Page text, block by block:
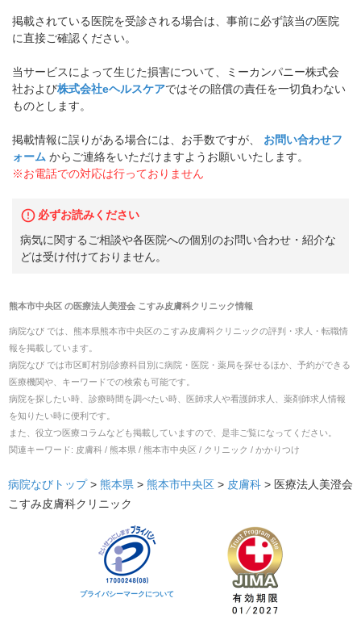
掲載されている医院を受診される場合は、事前に必ず該当の医院
に直接ご確認ください。
当サービスによって生じた損害について、ミーカンパニー株式会
社および株式会社eヘルスケアではその賠償の責任を一切負わない
ものとします。
掲載情報に誤りがある場合には、お手数ですが、
お問い合わせフ
ォーム からご連絡をいただけますようお願いいたします。
※お電話での対応は行っておりません
必ずお読みください
病気に関するご相談や各医院への個別のお問い合わせ・紹介な
どは受け付けておりません。
熊本市中央区の医療法人美澄会 こすみ皮膚科クリニック情報
病院なび では、 熊本県熊本市中央区のこすみ皮膚科クリニックの評判・求人・転職情
報を掲載しています。
病院なび では市区町村別/診療科目別に病院・医院・薬局を探せるほか、予約ができる
医療機関や、キーワードでの検索も可能です。
病院を探したい時、診療時間を調べたい時、医師求人や看護師求人、薬剤師求人情報
を知りたい時に便利です。
また、役立つ医療コラムなども掲載していますので、是非ご覧になってください。
関連キーワード: 皮膚科 / 熊本県 / 熊本市中央区 / クリニック / かかりつけ
病院なびトップ > 熊本県 > 熊本市中央区 > 皮膚科 > 医療法人美澄会
こすみ皮膚科クリニック
プライバシーマークについて